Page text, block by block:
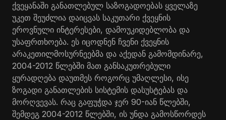
ქვეყანაში განათლებულ საზოგადოებას ყველაზე
უკეთ შეუძლია დაიცვას საკუთარი ქვეყნის
ეროვნული ინტერესები, დამოუკიდებლობა და
უსაფრთხოება. ეს იცოდნენ ჩვენი ქვეყნის
არაკეთილმოსურნეებმა და აქედან გამომდინარე,
2004-2012 წლებში მათ განსაკუთრებული
ყურადღება დაუთმეს როგორც უმაღლესი, ისე
ზოგადი განათლების სისტემის დასუსტებას და
მორღვევას. რაც გაფუჭდა ჯერ 90-იან წლებში,
შემდეგ 2004-2012 წლებში, ის უნდა გამოსწორდეს